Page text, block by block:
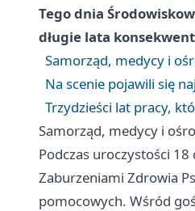
Tego dnia
długie lata
Samorząd, medycy i
Na scenie pojawili się
Trzydzieści lat pracy,
Samorząd, medycy i
Podczas uroczystości
Zaburzeniami Zdrowia
pomocowych. Wśród